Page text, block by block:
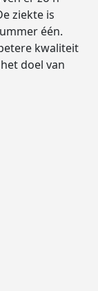
ziekte is
één.
kwaliteit
doel van